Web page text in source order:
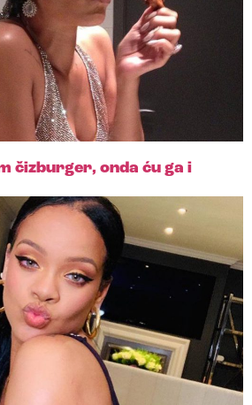
čizburger, onda ću ga i